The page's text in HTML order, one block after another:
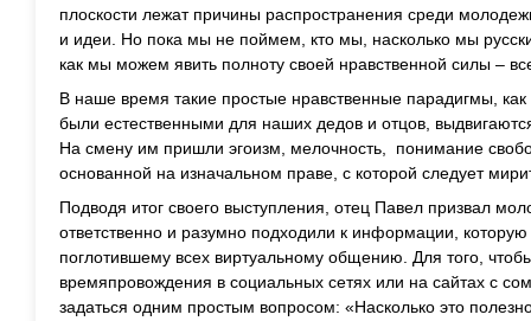
плоскости лежат причины распространения среди
и идеи. Но пока мы не поймем, кто мы, насколько мы
как мы можем явить полноту своей нравственной силы –
В наше время такие простые нравственные парадигмы,
были естественными для наших дедов и отцов,
На смену им пришли эгоизм, мелочность, понимание
основанной на изначальном праве, с которой следует
Подводя итог своего выступления, отец Павел призвал
ответственно и разумно подходили к информации,
поглотившему всех виртуальному общению. Для того,
времяпровождения в социальных сетях или на сайтах с
задаться одним простым вопросом: «Насколько это